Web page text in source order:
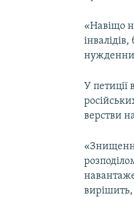
«Навіщо
У петиції
верстви
вирішить,